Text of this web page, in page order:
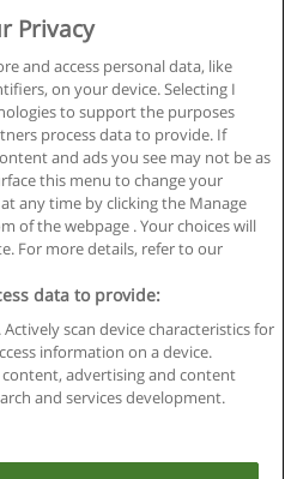
Holistico
de datos
Educaedu
S.L. - CIF : B-95610580: -
Privacy
and access personal data, like
on your device. Selecting I
to support the purposes
process data to provide. If
and ads you see may not be as
this menu to change your
any time by clicking the Manage
of the webpage . Your choices will
For more details, refer to our
data to provide:
scan device characteristics for
information on a device.
advertising and content
and services development.